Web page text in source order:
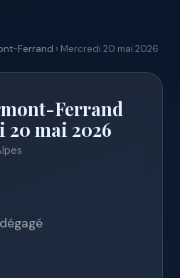
Ferrand › Mercredi 20 mai 2026
Ferrand
mai 2026